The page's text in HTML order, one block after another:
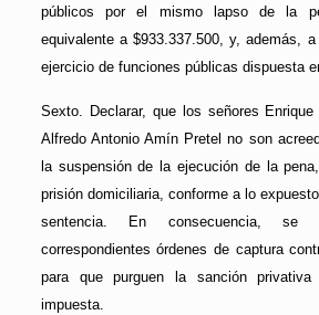
públicos por el mismo lapso de la
equivalente a $933.337.500, y, además,
ejercicio de funciones públicas dispuesta
Sexto. Declarar, que los señores
Alfredo Antonio Amín Pretel no son
la suspensión de la ejecución de la
prisión domiciliaria, conforme a lo
sentencia. En consecuencia, se
correspondientes órdenes de captura
para que purguen la sanción
impuesta.